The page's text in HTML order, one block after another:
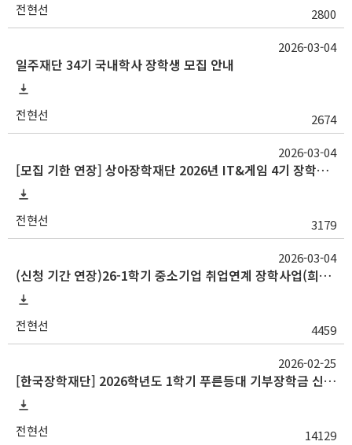
전현선 2800
일주재단 34기 국내학사 장학생 모집 안내
전현선 2674
2026-03-04
[모집 기한 연장] 상아장학재단 2026년 IT&게임 4기 장학생 선발 안내
전현선 3179
2026-03-04
(신청 기간 연장)26-1학기 중소기업 취업연계 장학사업(희망사다리Ⅰ) 신규 장학생 선발 안내
전현선 4459
2026-03-04
[한국장학재단] 2026학년도 1학기 푸른등대 기부장학금 신규장학생 선발 안내
전현선 14129
2026-02-25